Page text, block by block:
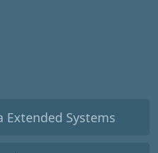
Systems